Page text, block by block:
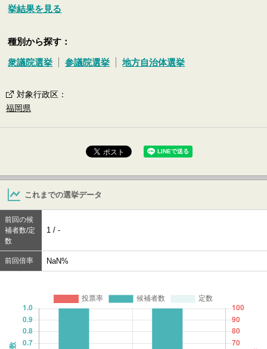
挙結果を見る
種別から探す：
衆議院選挙 参議院選挙 地方自治体選挙
対象行政区 ：
福岡県
これまでの選挙データ
前回の候
補者数/定
数
1 / -
前回倍率 NaN%